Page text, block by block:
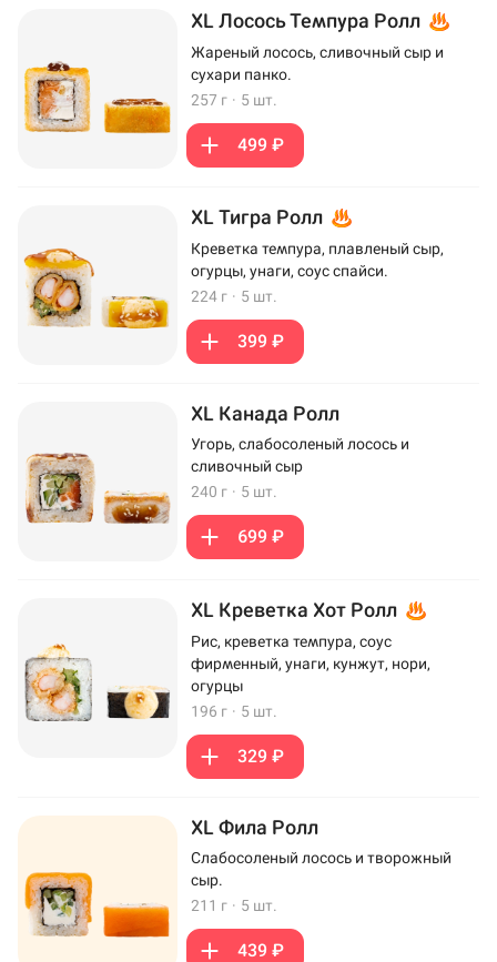
XL Лосось Темпура Ролл
Жареный лосось, сливочный сыр и
сухари панко.
257 г · 5 шт.
499 ₽
XL Тигра Ролл
Креветка темпура, плавленый сыр,
огурцы, унаги, соус спайси.
224 г · 5 шт.
399 ₽
XL Канада Ролл
Угорь, слабосоленый лосось и
сливочный сыр
240 г · 5 шт.
699 ₽
XL Креветка Хот Ролл
Рис, креветка темпура, соус
фирменный, унаги, кунжут, нори,
огурцы
196 г · 5 шт.
329 ₽
XL Фила Ролл
Слабосоленый лосось и творожный
сыр.
211 г · 5 шт.
439 ₽